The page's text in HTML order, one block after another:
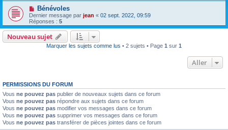
Bénévoles
Dernier message par jean « 02 sept. 2022, 09:59
Réponses : 5
Nouveau sujet
Marquer les sujets comme lus • 2 sujets • Page 1 sur 1
Aller
PERMISSIONS DU FORUM
Vous ne pouvez pas publier de nouveaux sujets dans ce forum
Vous ne pouvez pas répondre aux sujets dans ce forum
Vous ne pouvez pas modifier vos messages dans ce forum
Vous ne pouvez pas supprimer vos messages dans ce forum
Vous ne pouvez pas transférer de pièces jointes dans ce forum